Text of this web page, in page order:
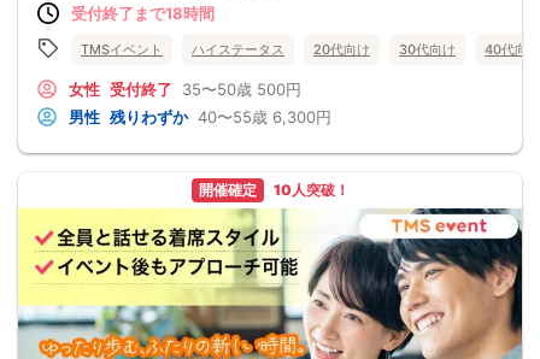
受付終了まで18時間
TMSイベント ハイステータス 20代向け 30代向け 40代向け
女性 受付終了 35〜50歳 500円
男性 残りわずか 40〜55歳 6,300円
開催確定 10人突破！